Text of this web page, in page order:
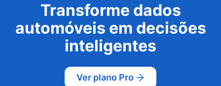
Transforme dados
automóveis em decisões
inteligentes
Ver plano Pro